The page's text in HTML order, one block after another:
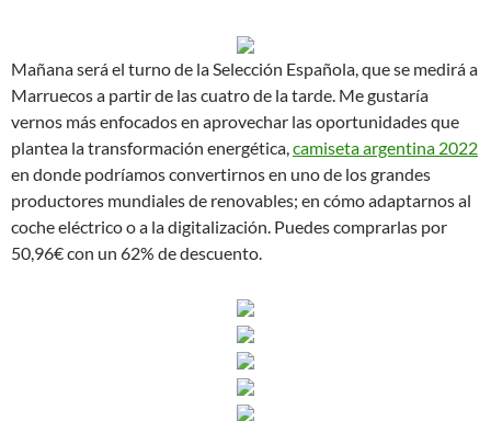
Mañana será el turno de la Selección Española, que se medirá a
Marruecos a partir de las cuatro de la tarde. Me gustaría
vernos más enfocados en aprovechar las oportunidades que
plantea la transformación energética,camiseta argentina 2022
en donde podríamos convertirnos en uno de los grandes
productores mundiales de renovables; en cómo adaptarnos al
coche eléctrico o a la digitalización. Puedes comprarlas por
50,96€ con un 62% de descuento.